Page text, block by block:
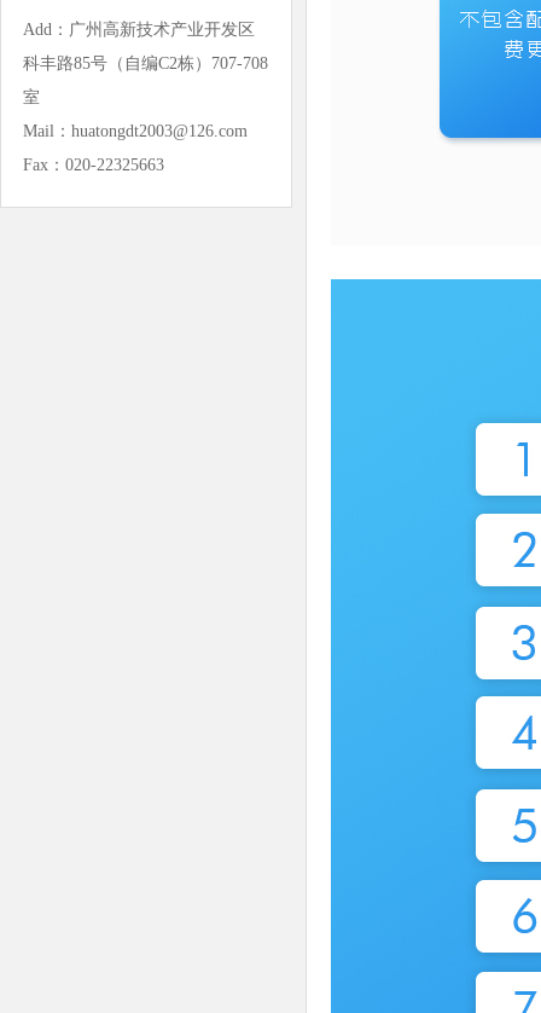
Add：广州高新技术产业开发区
科丰路85号（自编C2栋）707-708
室
Mail：huatongdt2003@126.com
Fax：020-22325663